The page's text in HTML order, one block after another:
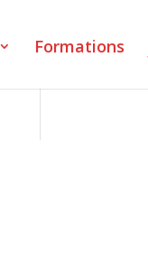
Formations